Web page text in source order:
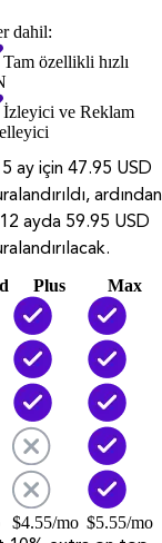
dahil:
Tam özellikli hızlı
İzleyici ve Reklam
ay için 47.95 USD
ardından
ayda 59.95 USD
Plus
Max
$4.55/mo $5.55/mo